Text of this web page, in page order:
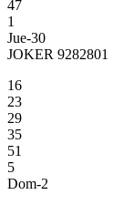
47
1
Jue-30
JOKER 9282801
16
23
29
35
51
5
Dom-2